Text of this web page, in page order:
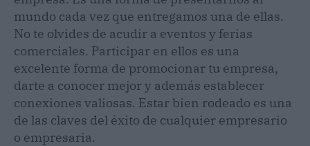
mundo cada vez que entregamos una de ellas.
No te olvides de acudir a eventos y ferias
comerciales. Participar en ellos es una
excelente forma de promocionar tu empresa,
darte a conocer mejor y además establecer
conexiones valiosas. Estar bien rodeado es una
de las claves del éxito de cualquier empresario
o empresaria.